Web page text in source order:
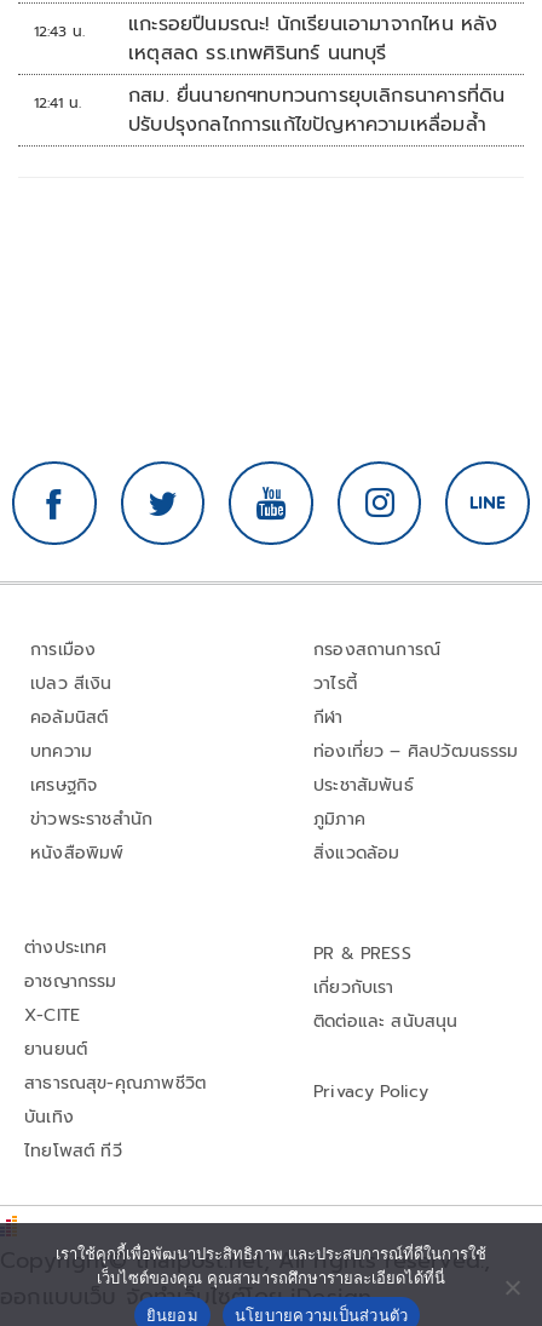
12:43 น.
แกะรอยปืนมรณะ! นักเรียนเอามาจากไหน หลัง
เหตุสลด รร.เทพศิรินทร์ นนทบุรี
12:41 น.
กสม. ยื่นนายกฯทบทวนการยุบเลิกธนาคารที่ดิน
ปรับปรุงกลไกการแก้ไขปัญหาความเหลื่อมล้ำ
การเมือง
เปลว สีเงิน
คอลัมนิสต์
บทความ
เศรษฐกิจ
ข่าวพระราชสำนัก
หนังสือพิมพ์
กรองสถานการณ์
วาไรตี้
กีฬา
ท่องเที่ยว – ศิลปวัฒนธรรม
ประชาสัมพันธ์
ภูมิภาค
สิ่งแวดล้อม
ต่างประเทศ
อาชญากรรม
X-CITE
ยานยนต์
สาธารณสุข-คุณภาพชีวิต
บันเทิง
ไทยโพสต์ ทีวี
PR & PRESS
เกี่ยวกับเรา
ติดต่อและ สนับสนุน
Privacy Policy
Copyright© thaipost.net, All rights reserved.,
ออกแบบเว็บ จัดทำเว็บไซต์โดย iDesign
เราใช้คุกกี้เพื่อพัฒนาประสิทธิภาพ และประสบการณ์ที่ดีในการใช้
เว็บไซต์ของคุณ คุณสามารถศึกษารายละเอียดได้ที่นี่
ยินยอม
นโยบายความเป็นส่วนตัว